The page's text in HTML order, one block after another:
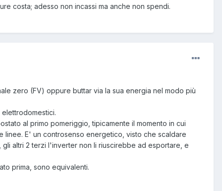
costa; adesso non incassi ma anche non spendi.
zero (FV) oppure buttar via la sua energia nel modo più
al primo pomeriggio, tipicamente il momento in cui
linee. E' un controsenso energetico, visto che scaldare
altri 2 terzi l'inverter non li riuscirebbe ad esportare, e
prima, sono equivalenti.